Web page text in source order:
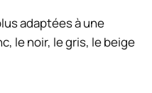
adaptées à une
le noir, le gris, le beige